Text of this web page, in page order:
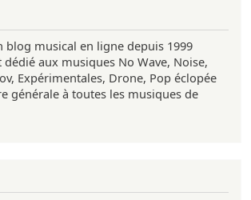
blog musical en ligne depuis 1999
aux musiques No Wave, Noise,
Expérimentales, Drone, Pop éclopée
générale à toutes les musiques de